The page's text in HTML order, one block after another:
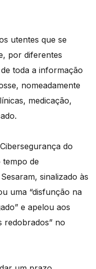
utentes que se
por diferentes
toda a informação
nomeadamente
medicação,
do
tempo de
sinalizado às
uma “disfunção na
e apelou aos
redobrados” no